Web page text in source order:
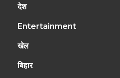
देश
Entertainment
खेल
बिहार